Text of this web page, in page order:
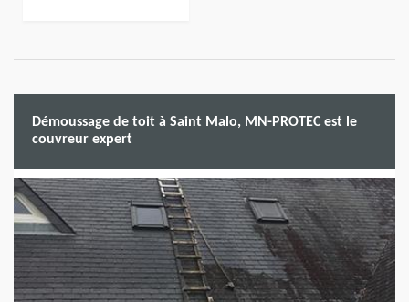
Démoussage de toit à Saint Malo, MN-PROTEC est le
couvreur expert